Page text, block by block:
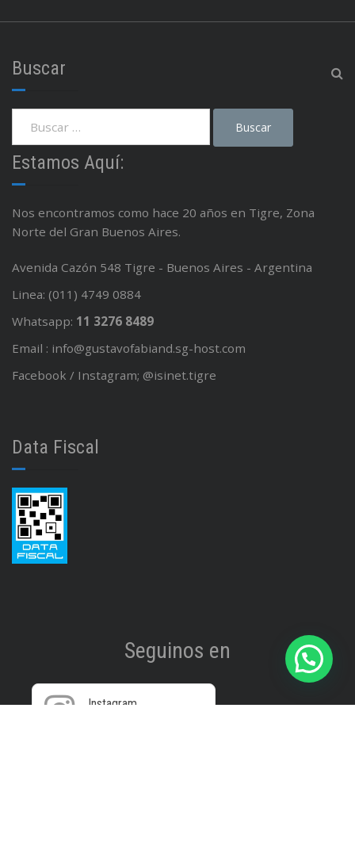
Buscar
Estamos Aquí:
Nos encontramos como hace 20 años en Tigre, Zona
Norte del Gran Buenos Aires.
Avenida Cazón 548 Tigre - Buenos Aires - Argentina
Linea: (011) 4749 0884
Whatsapp: 11 3276 8489
Email : info@gustavofabiand.sg-host.com
Facebook / Instagram; @isinet.tigre
Data Fiscal
Seguinos en
Instagram